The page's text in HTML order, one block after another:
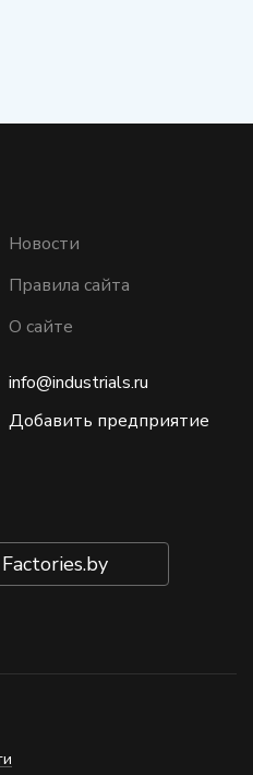
Новости
Правила сайта
О сайте
info@industrials.ru
Добавить предприятие
Factories.by